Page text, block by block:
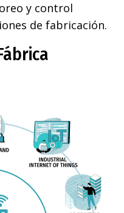
y control
de fabricación.